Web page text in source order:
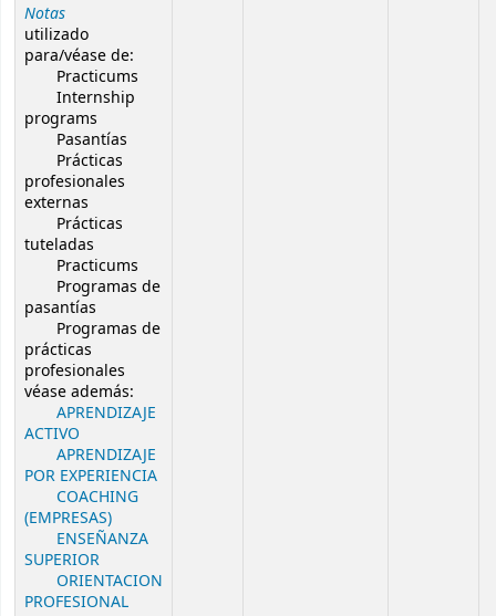
Notas
utilizado
para/véase de:
Practicums
Internship
programs
Pasantías
Prácticas
profesionales
externas
Prácticas
tuteladas
Practicums
Programas de
pasantías
Programas de
prácticas
profesionales
véase además:
APRENDIZAJE
ACTIVO
APRENDIZAJE
POR EXPERIENCIA
COACHING
(EMPRESAS)
ENSEÑANZA
SUPERIOR
ORIENTACION
PROFESIONAL